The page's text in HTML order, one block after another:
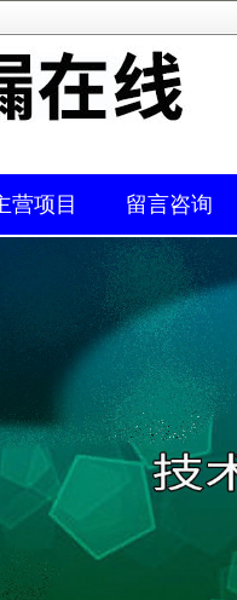
营项目 留言咨询